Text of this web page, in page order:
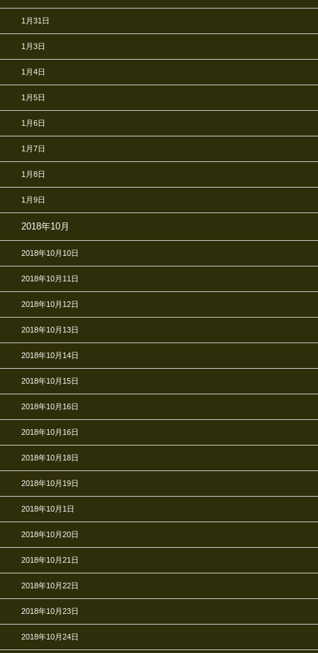
1月31日
1月3日
1月4日
1月5日
1月6日
1月7日
1月8日
1月9日
2018年10月
2018年10月10日
2018年10月11日
2018年10月12日
2018年10月13日
2018年10月14日
2018年10月15日
2018年10月16日
2018年10月16日
2018年10月18日
2018年10月19日
2018年10月1日
2018年10月20日
2018年10月21日
2018年10月22日
2018年10月23日
2018年10月24日